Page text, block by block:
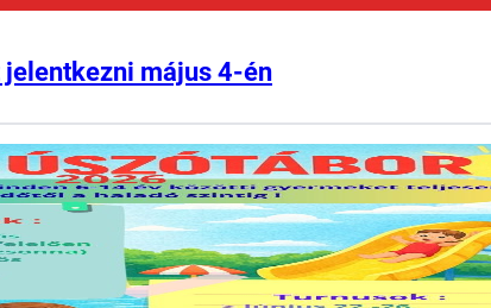
jelentkezni május 4-én